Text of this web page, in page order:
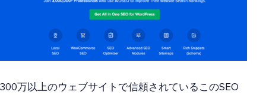
300万以上のウェブサイトで信頼されているこのSEO